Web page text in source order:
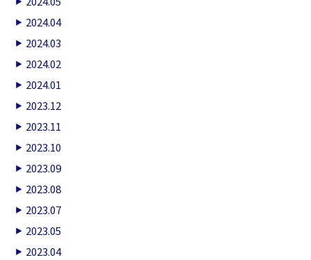
2024.04
2024.03
2024.02
2024.01
2023.12
2023.11
2023.10
2023.09
2023.08
2023.07
2023.05
2023.04